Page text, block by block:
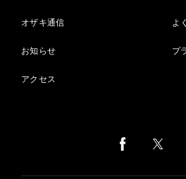
オザキ通信
お知らせ
アクセス
よ
プ